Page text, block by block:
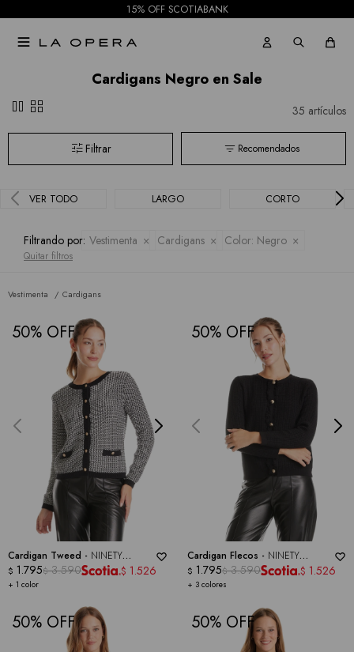
15% OFF SCOTIABANK

Cardigans Negro en Sale
pause grid_view 35 artículos
Recomendados
VER TODO LARGO CORTO
Filtrando por: Vestimenta Cardigans Color: Negro
Quitar filtros
Vestimenta Cardigans
50
Cardigan Tweed - NINETY
CLOTHING
+ 1 color
$ 1.795$ 3.590 $ 1.526
50
Cardigan Flecos - NINETY
CLOTHING
+ 3 colores
$ 1.795$ 3.590 $ 1.526
50 50